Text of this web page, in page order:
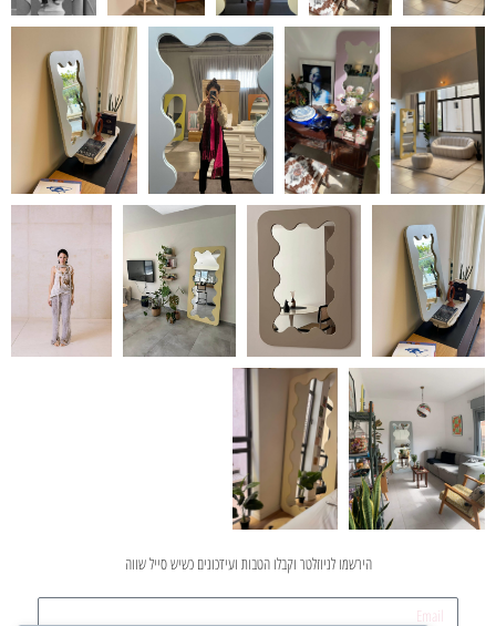
הירשמו לניוזלטר וקבלו הטבות ועידכונים כשיש סייל שווה